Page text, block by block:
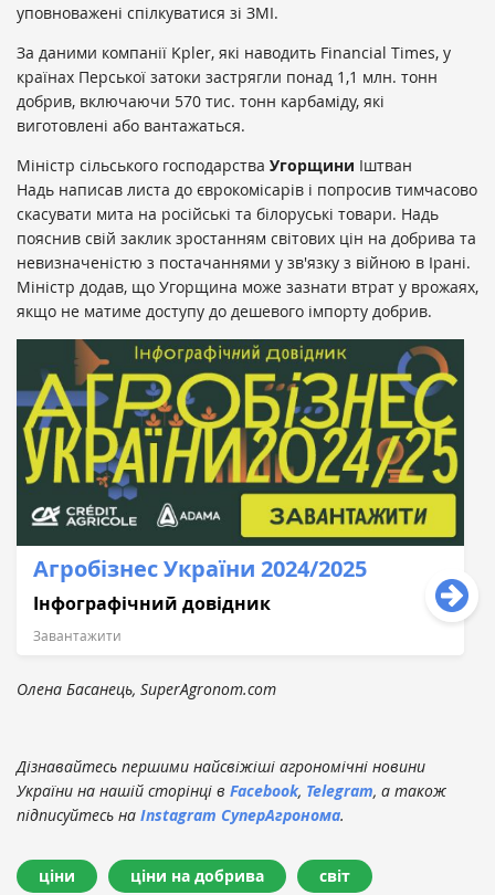
уповноважені спілкуватися зі ЗМІ.
За даними компанії Kpler, які наводить Financial Times, у
країнах Перської затоки застрягли понад 1,1 млн. тонн
добрив, включаючи 570 тис. тонн карбаміду, які
виготовлені або вантажаться.
Міністр сільського господарства Угорщини Іштван
Надь написав листа до єврокомісарів і попросив тимчасово
скасувати мита на російські та білоруські товари. Надь
пояснив свій заклик зростанням світових цін на добрива та
невизначеністю з постачаннями у зв'язку з війною в Ірані.
Міністр додав, що Угорщина може зазнати втрат у врожаях,
якщо не матиме доступу до дешевого імпорту добрив.
Агробізнес України 2024/2025
Інфографічний довідник
Завантажити
Олена Басанець, SuperAgronom.com
Дізнавайтесь першими найсвіжіші агрономічні новини
України на нашій сторінці в Facebook, Telegram, а також
підписуйтесь на Instagram СуперАгронома.
ціни ціни на добрива світ